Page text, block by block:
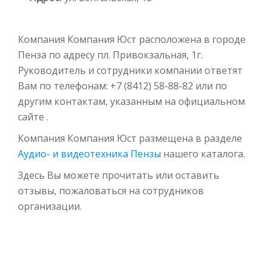
Компания Компания Юст расположена в городе
Пенза по адресу пл. Привокзальная, 1г.
Руководитель и сотрудники компании ответят
Вам по телефонам: +7 (8412) 58-88-82 или по
другим контактам, указанным на официальном
сайте .
Компания Компания Юст размещена в разделе
Аудио- и видеотехника Пензы нашего каталога.
Здесь Вы можете прочитать или оставить
отзывы, пожаловаться на сотрудников
организации.